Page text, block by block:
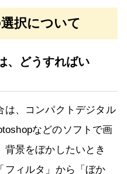
択について
、どうすればい
は、コンパクトデジタル
などのソフトで画
景をぼかしたいとき
フィルタ」から「ぼか